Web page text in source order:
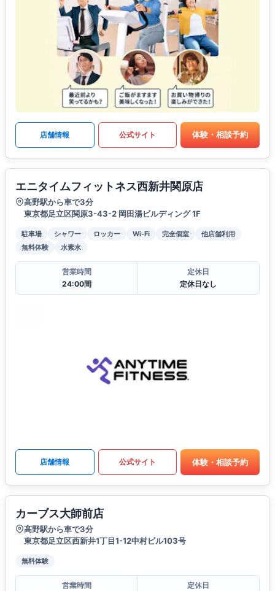
店舗情報 公式サイト 体験・相談予約
エニタイムフィットネス西新井関原店
高野駅から車で3分
東京都足立区関原3-43-2 岡田湯ビルディング 1F
駐車場 シャワー ロッカー Wi-Fi 完全個室
他店舗利用
無料体験
水素水
営業時間
24:00間
定休日
定休日なし
店舗情報 公式サイト 体験・相談予約
カーブス大師前店
高野駅から車で3分
東京都足立区西新井1丁目1-12中村ビル103号
無料体験
営業時間
定休日